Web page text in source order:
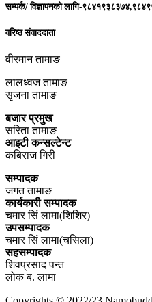
सम्पर्क/ विज्ञापनको लागि-
वरिष्ठ संवाददाता
वीरमान तामाङ
लालध्वज तामाङ
सृजना तामाङ
बजार प्रमुख
सरिता तामाङ
आइटी कन्सल्टेन्ट
कबिराज गिरी
सम्पादक
जगत तामाङ
कार्यकारी सम्पादक
चमार सिं लामा(शिशिर)
उपसम्पादक
चमार सिं लामा(चसिला)
सहसम्पादक
शिवप्रसाद पन्त
लोक ब. लामा